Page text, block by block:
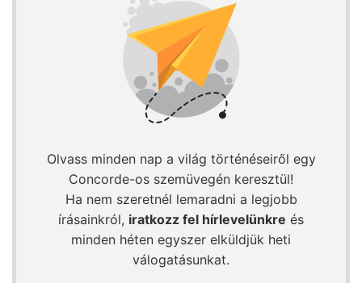
Olvass minden nap a világ történéseiről egy
Concorde-os szemüvegén keresztül!
Ha nem szeretnél lemaradni a legjobb
írásainkról, iratkozz fel hírlevelünkre és
minden héten egyszer elküldjük heti
válogatásunkat.